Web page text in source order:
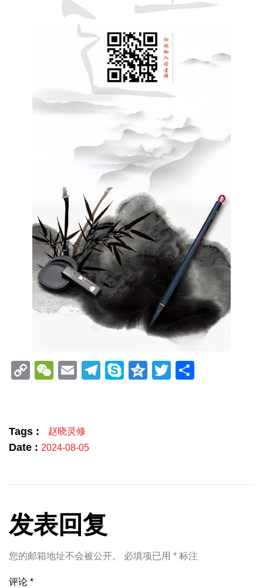
CopyWeChat
EmailTelegram
SkypeQzoneTwitter
Tags : 赵晓灵修
Date : 2024-08-05
发表回复
您的邮箱地址不会被公开。 必填项已用 * 标注
评论 *